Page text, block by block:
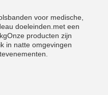
voor medische,
doeleinden.met een
producten zijn
in natte omgevingen